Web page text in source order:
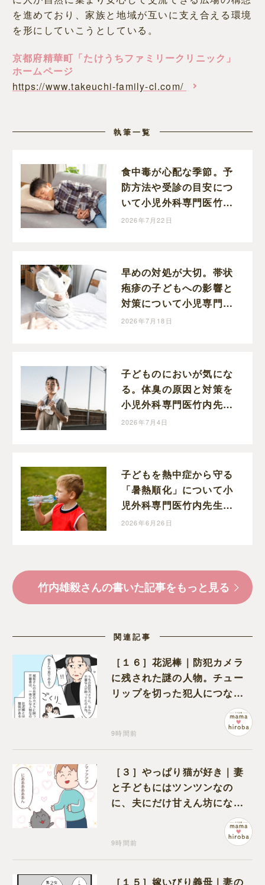
を進めており、家族と地域が互いに支え合える環境
を形にしていこうとしている。
京都府精華町「たけうちファミリークリニック」
ホームページ
https://www.takeuchi-family-cl.com/
執筆一覧
食中毒が心配な季節。予
防方法や受診の目安につ
いて小児外科専門医竹内
先生に伺いました
2026年7月22日
早めの対処が大切。帯状
疱疹の子どもへの影響と
対策について小児専門医
竹内先生に伺いました
2026年7月18日
子どものにおいが気にな
る。体臭の原因と対策を
小児外科専門医竹内先生
に伺いました
2026年7月4日
子どもを熱中症から守る
「暑熱順化」について小
児外科専門医竹内先生に
お伺いしました
2026年6月26日
竹内雄毅さんの書いた記事をもっと見る
関連記事
［１６］花泥棒｜防犯カメラ
に残された謎の人物。チュー
リップを切った犯人につなが
る証拠になるのか期待する
9時間前
［３］やっぱり猫が好き｜妻
と子どもにはツンツンなの
に、夫にだけ甘えん坊になる
9時間前
［１５］嫁いびり義母｜妻の